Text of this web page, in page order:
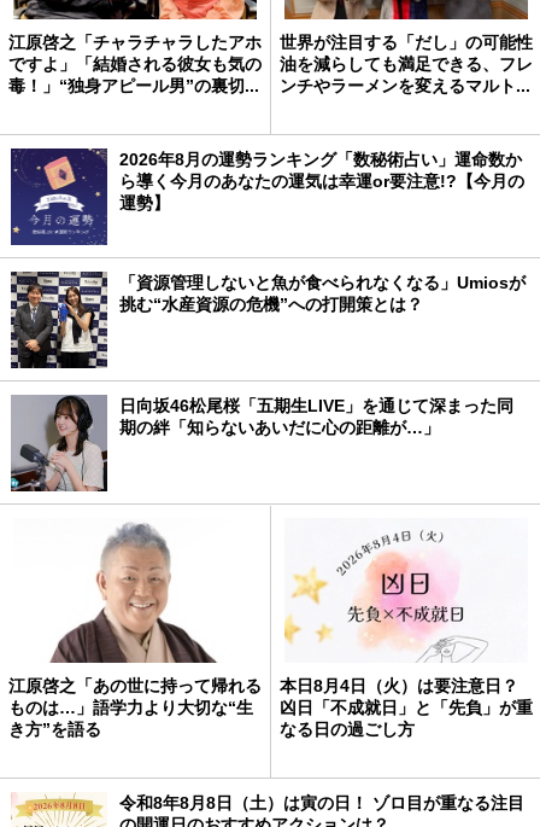
江原啓之「チャラチャラしたアホ
ですよ」「結婚される彼女も気の
毒！」“独身アピール男”の裏切...
世界が注目する「だし」の可能性
油を減らしても満足できる、フレ
ンチやラーメンを変えるマルト...
2026年8月の運勢ランキング「数秘術占い」運命数か
ら導く今月のあなたの運気は幸運or要注意!?【今月の
運勢】
「資源管理しないと魚が食べられなくなる」Umiosが
挑む“水産資源の危機”への打開策とは？
日向坂46松尾桜「五期生LIVE」を通じて深まった同
期の絆「知らないあいだに心の距離が…」
江原啓之「あの世に持って帰れる
ものは…」語学力より大切な“生
き方”を語る
本日8月4日（火）は要注意日？
凶日「不成就日」と「先負」が重
なる日の過ごし方
令和8年8月8日（土）は寅の日！ ゾロ目が重なる注目